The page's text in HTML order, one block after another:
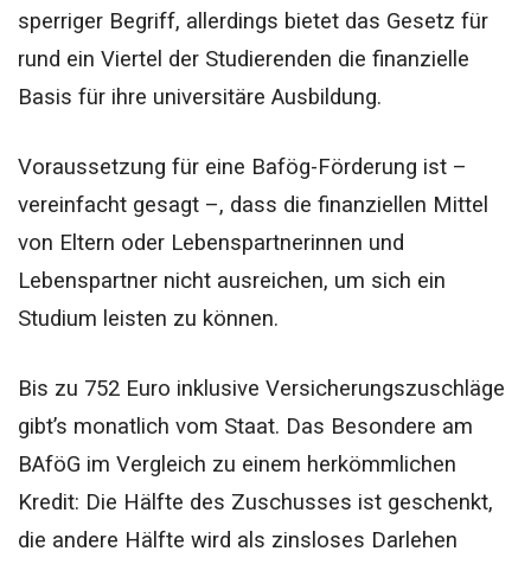
sperriger Begriff, allerdings bietet das Gesetz für
rund ein Viertel der Studierenden die finanzielle
Basis für ihre universitäre Ausbildung.
Voraussetzung für eine Bafög-Förderung ist –
vereinfacht gesagt –, dass die finanziellen Mittel
von Eltern oder Lebenspartnerinnen und
Lebenspartner nicht ausreichen, um sich ein
Studium leisten zu können.
Bis zu 752 Euro inklusive Versicherungszuschläge
gibt’s monatlich vom Staat. Das Besondere am
BAföG im Vergleich zu einem herkömmlichen
Kredit: Die Hälfte des Zuschusses ist geschenkt,
die andere Hälfte wird als zinsloses Darlehen